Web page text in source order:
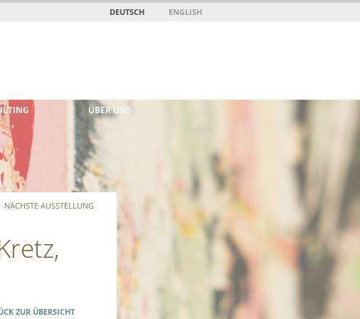
DEUTSCH ENGLISH
ÜBER UNS
NÄCHSTE AUSSTELLUNG
ZUR ÜBERSICHT